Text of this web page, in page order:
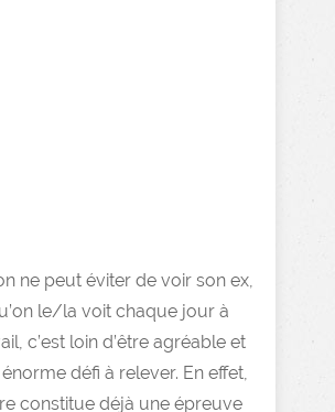
ne peut éviter de voir son ex,
le/la voit chaque jour à
c’est loin d’être agréable et
énorme défi à relever. En effet,
constitue déjà une épreuve